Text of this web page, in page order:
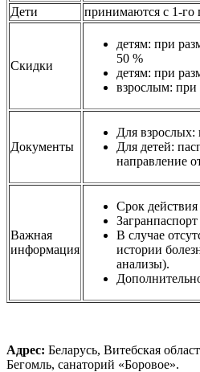
Дети
принимаются с 1-го
Скидки
детям: при
50 %
детям: при
взрослым: при
Документы
Для взрослых:
Для детей:
направление
Важная
информация
Cрок
В случае
истории
анализы).
Адрес: Беларусь, Витебская
Бегомль, санаторий «Боровое».